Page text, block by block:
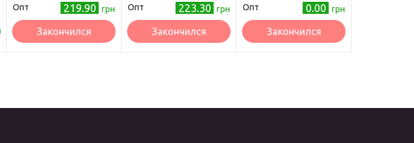
Опт
219.90 грн
Закончился
Опт
223.30 грн
Закончился
Опт
0.00 грн
Закончился